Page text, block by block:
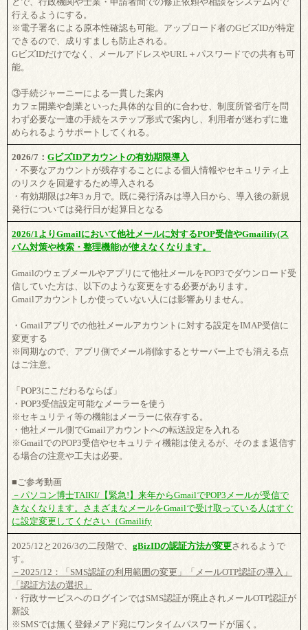
行えるようにする。
※電子署名による原本性確認も可能。アップロード者のGビズIDが特定
できるので、成りすましも防止される。
GビズIDだけでなく、メールアドレスやURL＋パスワードでの共有も可
能。
③手続ジャーニーによる一貫した案内
カフェ開業や創業といった具体的な目的に合わせ、制度所管省庁を問
わず必要な一連の手続をステップ形式で案内し、利用者が迷わずに進
められるようサポートしてくれる。
2026/7： GビズIDアカウントの有効期限導入
・不要なアカウントが残存することによる個人情報やセキュリティ上
のリスクを回避するため導入される
・有効期限は2年3ヵ月で。既に発行済みは導入日から、導入後の新規
発行については発行日が起算日となる
2026/1よりGmailにおいて他社メールに対するPOP受信やGmailify(ス
パム対策や検索・整理機能)が使えなくなります。
Gmailのウェブメールやアプリにて他社メールをPOP3でダウンロード受
信していた方は、以下のような変更をする必要があります。
Gmailアカウントしか使っていない人には影響ありません。
・Gmailアプリでの他社メールアカウントに対する設定をIMAP受信に
変更する
※同期なので、アプリ側でメール削除するとサーバー上でも消える点
はご注意。
「POP3にこだわるならば」
・POP3受信設定可能なメーラーを使う
※セキュリティ等の機能はメーラーに依存する。
・他社メール側でGmailアカウントへの転送設定を入れる
※GmailでのPOP3受信やセキュリティ機能は使えるが、そのまま返信す
る場合の注意や工夫は必要。
■ご参考動画
－パソコン博士TAIKI/【緊急!】来年からGmailでPOP3メールが受信で
きなくなります。さまざまなメールをGmailで受け取っている人はすぐ
に設定変更してください（Gmailify
2025/12と2026/3の二段階で、 gBizIDの認証方法が変更されるようで
す。
－2025/12：「SMS認証の利用範囲の変更」「メールOTP認証の導入」
「認証方法の選択」
・行政サービスへのログインではSMS認証が廃止されメールOTP認証が
新設
※SMSでは無く登録メアド宛にワンタイムパスワードが届く。